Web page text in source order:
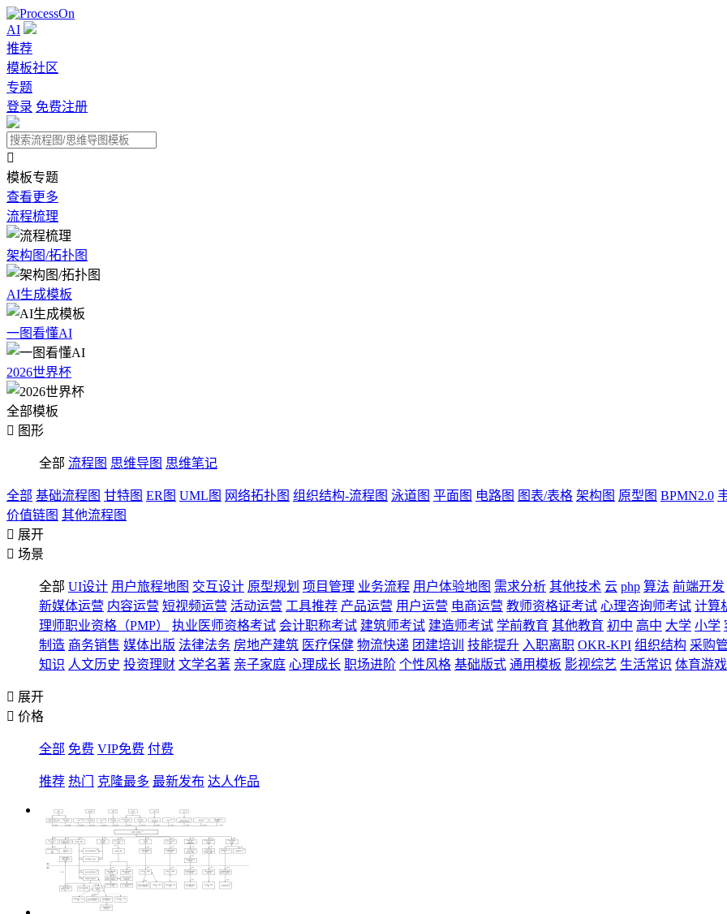
AI
推荐
模板社区
专题
登录 免费注册

模板专题
查看更多
流程梳理
架构图/拓扑图
AI生成模板
一图看懂AI
2026世界杯
全部模板
 图形
全部 流程图 思维导图 思维笔记
全部 基础流程图 甘特图 ER图 UML图 网络拓扑图 组织结构-流程图 泳道图 平面图 电路图 图表/表格 架构图 原型图 BPMN2.0
价值链图 其他流程图
 展开
 场景
全部 UI设计 用户旅程地图 交互设计 原型规划 项目管理 业务流程 用户体验地图 需求分析 其他技术 云 php 算法 前端开发
新媒体运营 内容运营 短视频运营 活动运营 工具推荐 产品运营 用户运营 电商运营 教师资格证考试 心理咨询师考试 计算
理师职业资格（PMP）
执业医师资格考试 会计职称考试 建筑师考试 建造师考试 学前教育 其他教育 初中 高中 大学 小学
制造 商务销售 媒体出版 法律法务 房地产建筑 医疗保健 物流快递 团建培训 技能提升 入职离职 OKR-KPI 组织结构 采购
知识 人文历史 投资理财 文学名著 亲子家庭 心理成长 职场进阶 个性风格 基础版式 通用模板 影视综艺 生活常识 体育游戏
 展开
 价格
全部 免费 VIP免费 付费
推荐 热门 克隆最多 最新发布 达人作品